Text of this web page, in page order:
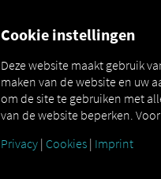
Cookie instellingen
Deze website maakt gebruik
maken van de website en uw
om de site te gebruiken met
van de website beperken.
Privacy | Cookies | Imprint